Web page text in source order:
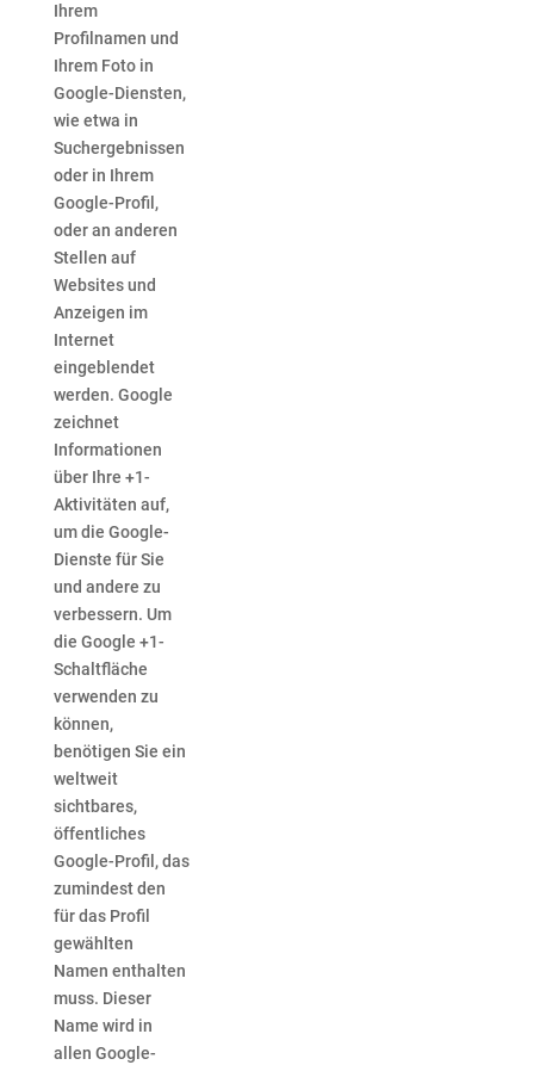
Ihrem
Profilnamen und
Ihrem Foto in
Google-Diensten,
wie etwa in
Suchergebnissen
oder in Ihrem
Google-Profil,
oder an anderen
Stellen auf
Websites und
Anzeigen im
Internet
eingeblendet
werden. Google
zeichnet
Informationen
über Ihre +1-
Aktivitäten auf,
um die Google-
Dienste für Sie
und andere zu
verbessern. Um
die Google +1-
Schaltfläche
verwenden zu
können,
benötigen Sie ein
weltweit
sichtbares,
öffentliches
Google-Profil, das
zumindest den
für das Profil
gewählten
Namen enthalten
muss. Dieser
Name wird in
allen Google-